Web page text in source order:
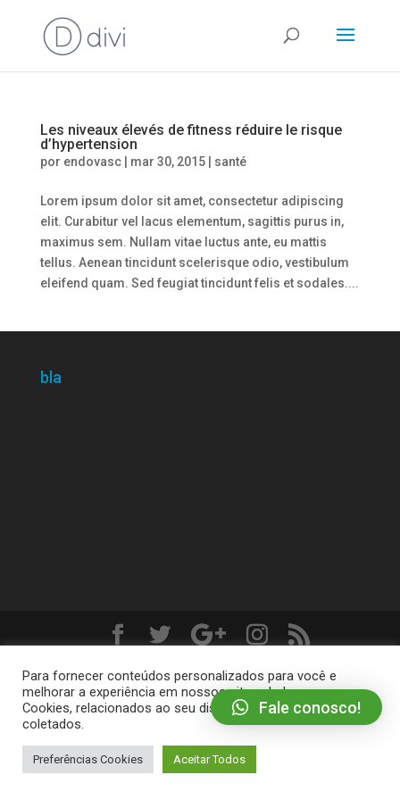
Les niveaux élevés de fitness réduire le risque
d’hypertension
por endovasc| mar 30, 2015| santé
Lorem ipsum dolor sit amet, consectetur adipiscing
elit. Curabitur vel lacus elementum, sagittis purus in,
maximus sem. Nullam vitae luctus ante, eu mattis
tellus. Aenean tincidunt scelerisque odio, vestibulum
eleifend quam. Sed feugiat tincidunt felis et sodales....
bla
WordPress
Para fornecer conteúdos personalizados para você e
melhorar a experiência em nossos sites, dados como
Cookies, relacionados ao seu dispositivo podem ser
coletados.
Preferências Cookies Aceitar Todos
Fale conosco!